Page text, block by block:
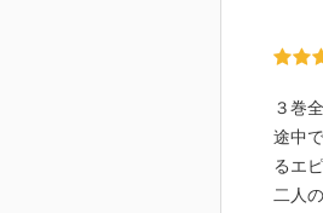
３巻
途中
るエ
二人